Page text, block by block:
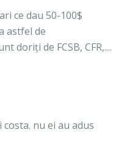
ce dau 50-100$
astfel de
doriți de FCSB, CFR,....
nu ei au adus